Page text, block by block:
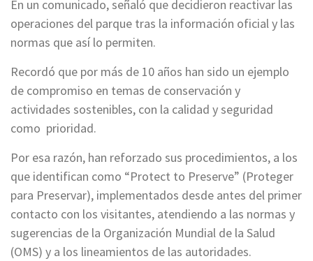
En un comunicado, señaló que decidieron reactivar las
operaciones del parque tras la información oficial y las
normas que así lo permiten.
Recordó que por más de 10 años han sido un ejemplo
de compromiso en temas de conservación y
actividades sostenibles, con la calidad y seguridad
como prioridad.
Por esa razón, han reforzado sus procedimientos, a los
que identifican como “Protect to Preserve” (Proteger
para Preservar), implementados desde antes del primer
contacto con los visitantes, atendiendo a las normas y
sugerencias de la Organización Mundial de la Salud
(OMS) y a los lineamientos de las autoridades.